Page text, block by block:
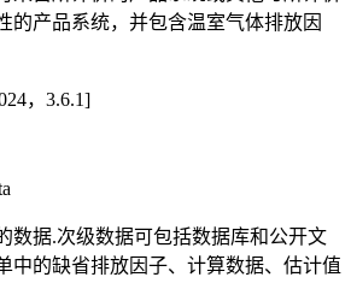
的产品系统，并包含温室气体排放因
，3.6.1]
数据.次级数据可包括数据库和公开文
中的缺省排放因子、计算数据、估计值